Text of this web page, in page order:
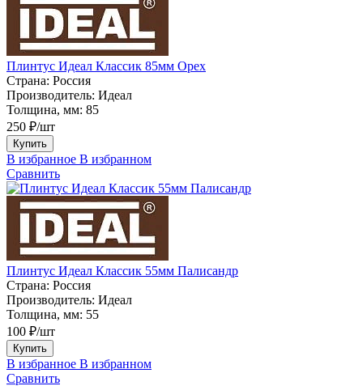
Плинтус Идеал Классик 85мм Орех
Страна: Россия
Производитель: Идеал
Толщина, мм: 85
250 ₽/шт
Купить
В избранное В избранном
Сравнить
Плинтус Идеал Классик 55мм Палисандр
Страна: Россия
Производитель: Идеал
Толщина, мм: 55
100 ₽/шт
Купить
В избранное В избранном
Сравнить